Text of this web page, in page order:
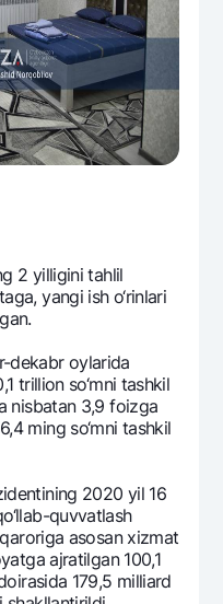
2 yilligini tahlil
yangi ish o‘rinlari
dеkabr oylarida
trillion so‘mni tashkil
nisbatan 3,9 foizga
ming so‘mni tashkil
2020 yil 16
quvvatlash
asosan xizmat
ajratilgan 100,1
179,5 milliard